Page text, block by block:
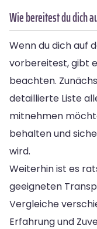
Wie bereitest du dich
Wenn du dich auf
vorbereitest, gibt
beachten.
detaillierte Liste
mitnehmen
behalten und
wird.
Weiterhin ist es
geeigneten
Vergleiche
Erfahrung und